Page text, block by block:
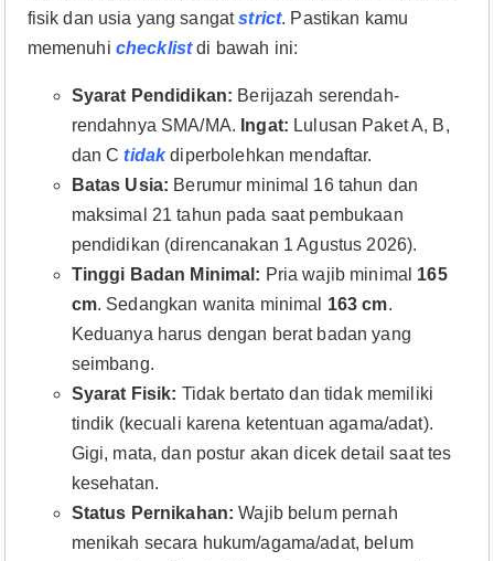
fisik dan usia yang sangatstrict. Pastikan kamu
memenuhi checklistdi bawah ini:
Syarat Pendidikan: Berijazah serendah-
rendahnya SMA/MA. Ingat: Lulusan Paket A, B,
dan Ctidakdiperbolehkan mendaftar.
Batas Usia: Berumur minimal 16 tahun dan
maksimal 21 tahun pada saat pembukaan
pendidikan (direncanakan 1 Agustus 2026).
Tinggi Badan Minimal: Pria wajib minimal 165
cm. Sedangkan wanita minimal 163 cm.
Keduanya harus dengan berat badan yang
seimbang.
Syarat Fisik: Tidak bertato dan tidak memiliki
tindik (kecuali karena ketentuan agama/adat).
Gigi, mata, dan postur akan dicek detail saat tes
kesehatan.
Status Pernikahan: Wajib belum pernah
menikah secara hukum/agama/adat, belum